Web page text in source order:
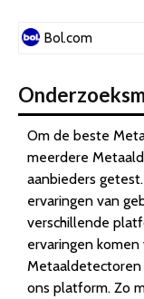
Bol.com
Om de beste
meerdere
aanbieders
ervaringen van
verschillende
ervaringen
Metaaldetectoren
ons platform. Zo